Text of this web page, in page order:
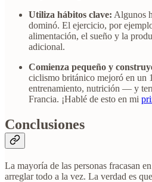
Utiliza hábitos clave: Algunos
dominó. El ejercicio, por
alimentación, el sueño y la
adicional.
Comienza pequeño y
ciclismo británico mejoró en un
entrenamiento, nutrición — y
Francia. ¡Hablé de esto en mi
Conclusiones
La mayoría de las personas fracasan
arreglar todo a la vez. La verdad es